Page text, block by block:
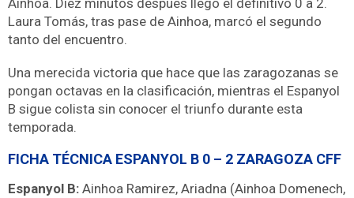
Laura Tomás, tras pase de Ainhoa, marcó el segundo
tanto del encuentro.
Una merecida victoria que hace que las zaragozanas se
pongan octavas en la clasificación, mientras el Espanyol
B sigue colista sin conocer el triunfo durante esta
temporada.
FICHA TÉCNICA ESPANYOL B 0 – 2 ZARAGOZA CFF
Espanyol B: Ainhoa Ramirez, Ariadna (Ainhoa Domenech,